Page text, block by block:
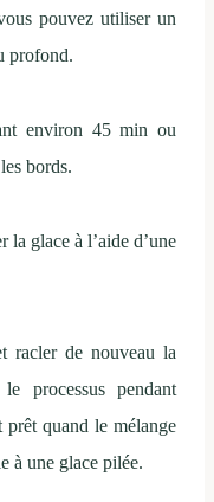
pouvez utiliser un
profond.
environ 45 min ou
bords.
la glace à l’aide d’une
racler de nouveau la
processus pendant
quand le mélange
à une glace pilée.